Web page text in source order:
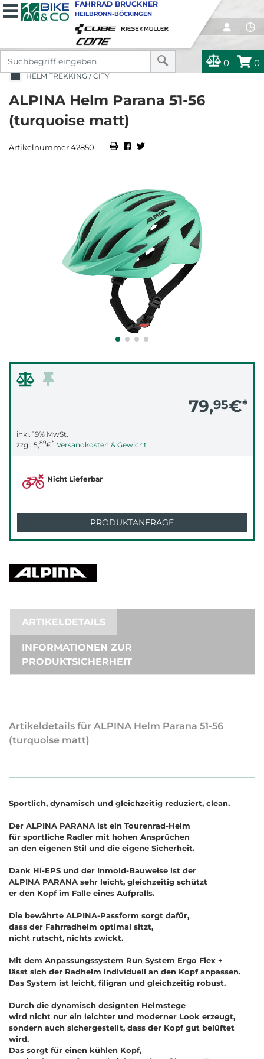
0 0
FAHRRAD BRUCKNER
HEILBRONN-BÖCKINGEN
HELM TREKKING / CITY
ALPINA Helm Parana 51-56
(turquoise matt)
Artikelnummer 42850
79,95€*
inkl. 19% MwSt.
zzgl. 5,89€* Versandkosten & Gewicht
Nicht Lieferbar
PRODUKTANFRAGE
ARTIKELDETAILS
INFORMATIONEN ZUR
PRODUKTSICHERHEIT
Artikeldetails für ALPINA Helm Parana 51-56
(turquoise matt)
Sportlich, dynamisch und gleichzeitig reduziert, clean.
Der ALPINA PARANA ist ein Tourenrad-Helm
für sportliche Radler mit hohen Ansprüchen
an den eigenen Stil und die eigene Sicherheit.
Dank Hi-EPS und der Inmold-Bauweise ist der
ALPINA PARANA sehr leicht, gleichzeitig schützt
er den Kopf im Falle eines Aufpralls.
Die bewährte ALPINA-Passform sorgt dafür,
dass der Fahrradhelm optimal sitzt,
nicht rutscht, nichts zwickt.
Mit dem Anpassungssystem Run System Ergo Flex +
lässt sich der Radhelm individuell an den Kopf anpassen.
Das System ist leicht, filigran und gleichzeitig robust.
Durch die dynamisch designten Helmstege
wird nicht nur ein leichter und moderner Look erzeugt,
sondern auch sichergestellt, dass der Kopf gut belüftet
wird.
Das sorgt für einen kühlen Kopf,